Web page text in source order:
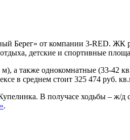
Берег» от компании 3-RED. ЖК
детские и спортивные
м), а также однокомнатные (33-
в среднем стоит 325 474 руб.
В получасе ходьбы – ж/
.